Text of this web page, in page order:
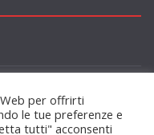
per offrirti
le tue preferenze e
tutti" acconsenti